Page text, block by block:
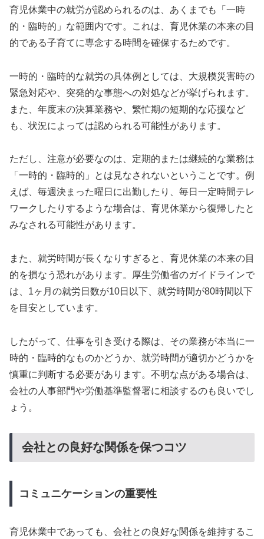
育児休業中の就労が認められるのは、あくまでも「一時
的・臨時的」な範囲内です。これは、育児休業の本来の目
的である子育てに専念する時間を確保するためです。
一時的・臨時的な就労の具体例としては、大規模災害時の
緊急対応や、突発的な事態への対処などが挙げられます。
また、年度末の決算業務や、繁忙期の短期的な応援など
も、状況によっては認められる可能性があります。
ただし、注意が必要なのは、定期的または継続的な業務は
「一時的・臨時的」とは見なされないということです。例
えば、毎週決まった曜日に出勤したり、毎日一定時間テレ
ワークしたりするような場合は、育児休業から復帰したと
みなされる可能性があります。
また、就労時間が長くなりすぎると、育児休業の本来の目
的を損なう恐れがあります。厚生労働省のガイドラインで
は、1ヶ月の就労日数が10日以下、就労時間が80時間以下
を目安としています。
したがって、仕事を引き受ける際は、その業務が本当に一
時的・臨時的なものかどうか、就労時間が適切かどうかを
慎重に判断する必要があります。不明な点がある場合は、
会社の人事部門や労働基準監督署に相談するのも良いでし
ょう。
会社との良好な関係を保つコツ
コミュニケーションの重要性
育児休業中であっても、会社との良好な関係を維持するこ